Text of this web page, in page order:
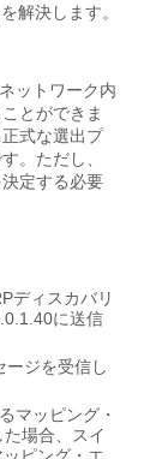
解決します。
ットワーク内
とができま
式な選出プ
。ただし、
定する必要
ディスカバリ
に送信
ージを受信し
マッピング・
場合、スイ